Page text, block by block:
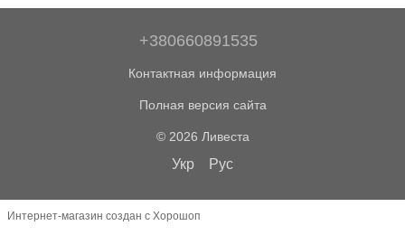
+380660891535
Контактная информация
Полная версия сайта
© 2026 Ливеста
Укр Рус
Интернет-магазин создан с Хорошоп